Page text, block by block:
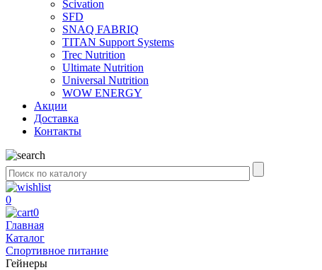
Scivation
SFD
SNAQ FABRIQ
TITAN Support Systems
Trec Nutrition
Ultimate Nutrition
Universal Nutrition
WOW ENERGY
Акции
Доставка
Контакты
0
0
Главная
Каталог
Спортивное питание
Гейнеры